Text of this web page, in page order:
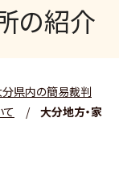
の紹介
県内の簡易裁判
/
大分地方・家